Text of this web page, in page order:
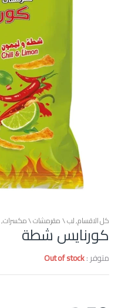
كل الاقسام,لب \ مقرمشات \ مكسرات,
كورنايس شطة
متوفر :Out of stock